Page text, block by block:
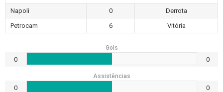
Napoli 0
Derrota
Petrocam
6 Vitória
Gols
0 0
Assistências
0 0